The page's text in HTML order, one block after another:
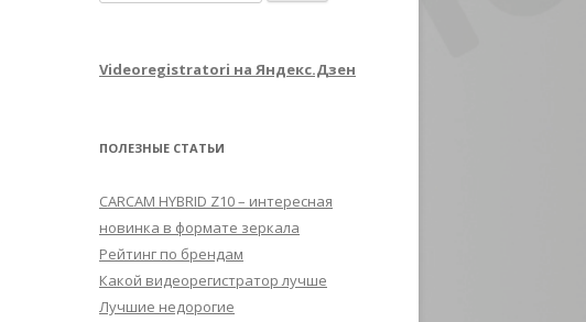
Videoregistratori на Яндекс.Дзен
ПОЛЕЗНЫЕ СТАТЬИ
CARCAM HYBRID Z10 – интересная
новинка в формате зеркала
Рейтинг по брендам
Какой видеорегистратор лучше
Лучшие недорогие